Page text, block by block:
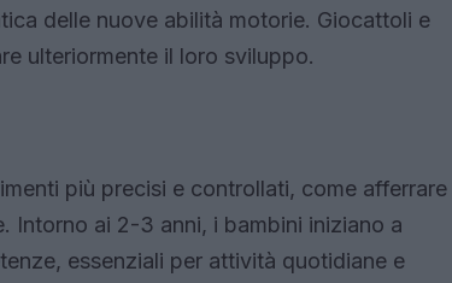
delle nuove abilità motorie. Giocattoli e
ulteriormente il loro sviluppo.
più precisi e controllati, come afferrare
Intorno ai 2-3 anni, i bambini iniziano a
essenziali per attività quotidiane e